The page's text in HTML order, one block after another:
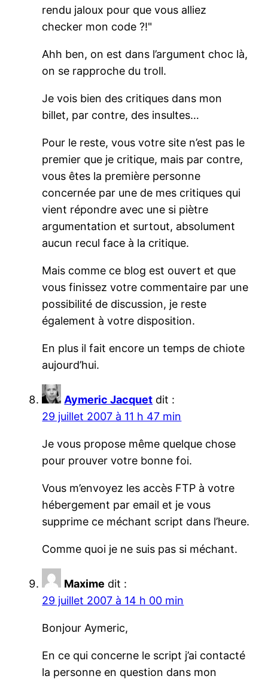
rendu jaloux pour que vous alliez
checker mon code ?!
Ahh ben, on est dans l’argument choc là,
on se rapproche du troll.
Je vois bien des critiques dans mon
billet, par contre, des insultes…
Pour le reste, vous votre site n’est pas le
premier que je critique, mais par contre,
vous êtes la première personne
concernée par une de mes critiques qui
vient répondre avec une si piètre
argumentation et surtout, absolument
aucun recul face à la critique.
Mais comme ce blog est ouvert et que
vous finissez votre commentaire par une
possibilité de discussion, je reste
également à votre disposition.
En plus il fait encore un temps de chiote
aujourd’hui.
Aymeric Jacquet dit :
29 juillet 2007 à 11 h 47 min
Je vous propose même quelque chose
pour prouver votre bonne foi.
Vous m’envoyez les accès FTP à votre
hébergement par email et je vous
supprime ce méchant script dans l’heure.
Comme quoi je ne suis pas si méchant.
Maxime dit :
29 juillet 2007 à 14 h 00 min
Bonjour Aymeric,
En ce qui concerne le script j’ai contacté
la personne en question dans mon